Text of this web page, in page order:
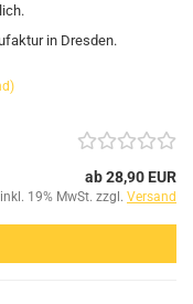
in Dresden.
ab 28,90 EUR
inkl. 19% MwSt. zzgl. Versand